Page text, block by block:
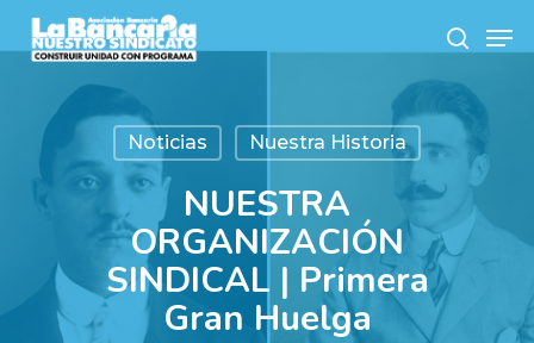
main
search
Noticias Nuestra Historia
NUESTRA
ORGANIZACIÓN
SINDICAL | Primera
Gran Huelga